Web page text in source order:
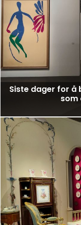
Siste dager for å
som